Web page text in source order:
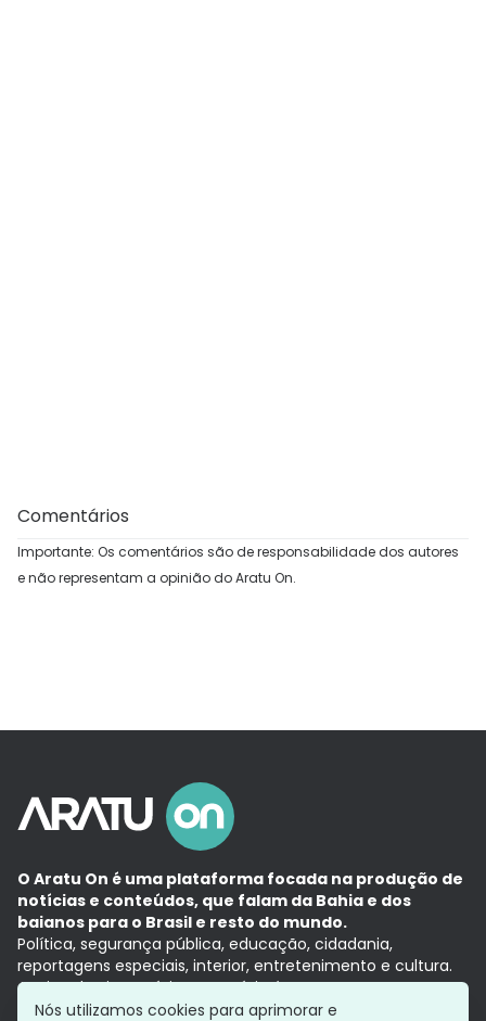
Comentários
Importante: Os comentários são de responsabilidade dos autores
e não representam a opinião do Aratu On.
O Aratu On é uma plataforma focada na produção de
notícias e conteúdos, que falam da Bahia e dos
baianos para o Brasil e resto do mundo.
Política, segurança pública, educação, cidadania,
reportagens especiais, interior, entretenimento e cultura.
Aqui, tudo vira notícia e a notícia é no tempo presente,
com a credibilidade do Grupo Aratu.
Nós utilizamos cookies para aprimorar e